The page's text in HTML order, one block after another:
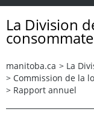
La Division
manitoba.ca > La
> Commission de la
> Rapport annuel